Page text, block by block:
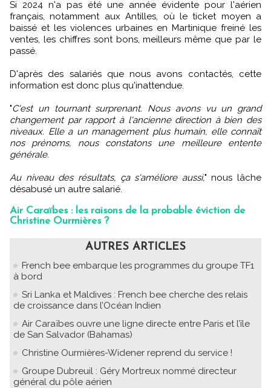
Si 2024 n'a pas été une année évidente pour l'aérien
français, notamment aux Antilles, où le ticket moyen a
baissé et les violences urbaines en Martinique freiné les
ventes, les chiffres sont bons, meilleurs même que par le
passé.
D'après des salariés que nous avons contactés, cette
information est donc plus qu'inattendue.
"C'est un tournant surprenant. Nous avons vu un grand
changement par rapport à l'ancienne direction à bien des
niveaux. Elle a un management plus humain, elle connaît
nos prénoms, nous constatons une meilleure entente
générale.
Au niveau des résultats, ça s'améliore aussi," nous lâche
désabusé un autre salarié.
Air Caraïbes : les raisons de la probable éviction de
Christine Ourmières ?
AUTRES ARTICLES
French bee embarque les programmes du groupe TF1
à bord
Sri Lanka et Maldives : French bee cherche des relais
de croissance dans l’Océan Indien
Air Caraïbes ouvre une ligne directe entre Paris et l’île
de San Salvador (Bahamas)
Christine Ourmières-Widener reprend du service !
Groupe Dubreuil : Géry Mortreux nommé directeur
général du pôle aérien